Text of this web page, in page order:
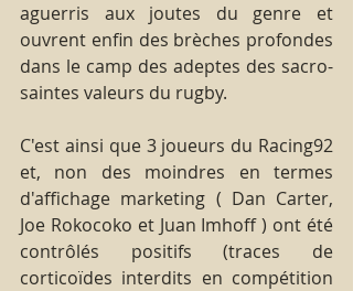
aguerris aux joutes du genre et
ouvrent enfin des brèches profondes
dans le camp des adeptes des sacro-
saintes valeurs du rugby.
C'est ainsi que 3 joueurs du Racing92
et, non des moindres en termes
d'affichage marketing ( Dan Carter,
Joe Rokocoko et Juan Imhoff ) ont été
contrôlés positifs (traces de
corticoïdes interdits en compétition